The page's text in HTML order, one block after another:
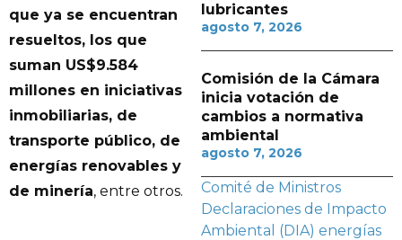
que ya se encuentran
resueltos, los que
suman US$9.584
millones en iniciativas
inmobiliarias, de
transporte público, de
energías renovables y
de minería, entre otros.
lubricantes
agosto 7, 2026
Comisión de la Cámara
inicia votación de
cambios a normativa
ambiental
agosto 7, 2026
Comité de Ministros
Declaraciones de Impacto
Ambiental (DIA) energías